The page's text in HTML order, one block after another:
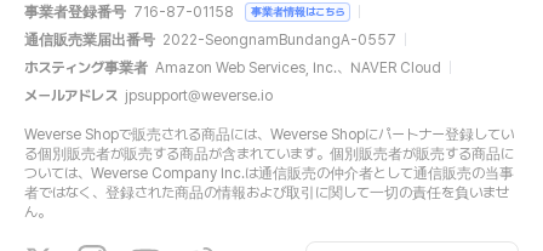
事業者登録番号 716-87-01158 事業者情報はこちら
通信販売業届出番号 2022-SeongnamBundangA-0557
ホスティング事業者 Amazon Web Services, Inc.、NAVER Cloud
メールアドレス jpsupport@weverse.io
Weverse Shopで販売される商品には、Weverse Shopにパートナー登録してい
る個別販売者が販売する商品が含まれています。個別販売者が販売する商品に
ついては、Weverse Company Inc.は通信販売の仲介者として通信販売の当事
者ではなく、登録された商品の情報および取引に関して一切の責任を負いませ
ん。